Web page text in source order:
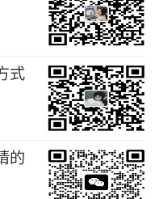
式
的